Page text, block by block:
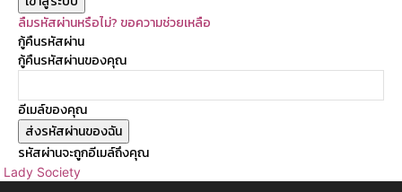
ลืมรหัสผ่านหรือไม่? ขอความช่วยเหลือ
กู้คืนรหัสผ่าน
กู้คืนรหัสผ่านของคุณ
อีเมล์ของคุณ
รหัสผ่านจะถูกอีเมล์ถึงคุณ
Lady Society